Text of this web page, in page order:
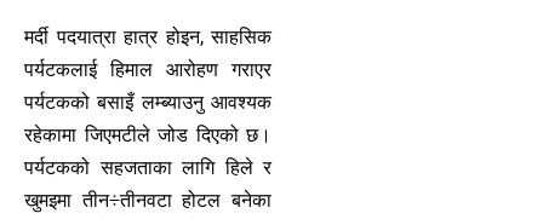
मर्दी पदयात्रा हात्र होइन, साहसिक
पर्यटकलाई हिमाल आरोहण गराएर
पर्यटकको बसाइँ लम्ब्याउनु आवश्यक
रहेकामा जिएमटीले जोड दिएको छ।
पर्यटकको सहजताका लागि हिले र
खुमइमा तीन÷तीनवटा होटल बनेका